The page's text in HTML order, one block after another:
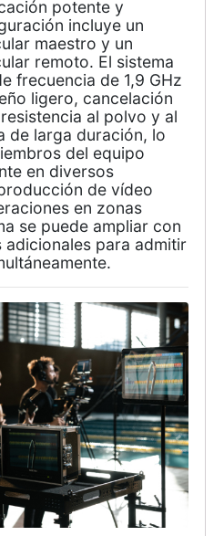
potente y
incluye un
maestro y un
remoto. El sistema
frecuencia de 1,9 GHz
ligero, cancelación
al polvo y al
de larga duración, lo
del equipo
en diversos
de vídeo
en zonas
se puede ampliar con
para admitir